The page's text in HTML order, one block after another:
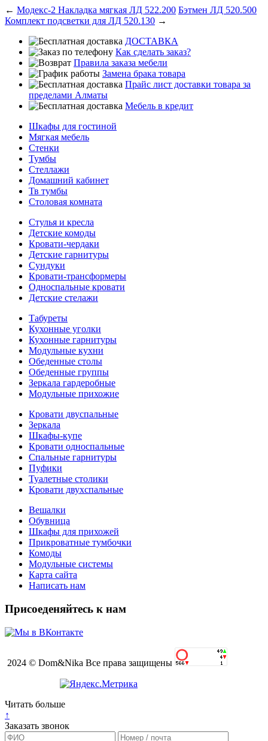
← Модекс-2 Накладка мягкая ЛД 522.200 Бэтмен ЛД 520.500
Комплект подсветки для ЛД 520.130 →
ДОСТАВКА
Как сделать заказ?
Правила заказа мебели
Замена брака товара
Прайс лист доставки товара за
пределами Алматы
Мебель в кредит
Шкафы для гостиной
Мягкая мебель
Стенки
Тумбы
Стеллажи
Домашний кабинет
Тв тумбы
Столовая комната
Стулья и кресла
Детские комоды
Кровати-чердаки
Детские гарнитуры
Сундуки
Кровати-трансформеры
Односпальные кровати
Детские стелажи
Табуреты
Кухонные уголки
Кухонные гарнитуры
Модульные кухни
Обеденные столы
Обеденные группы
Зеркала гардеробные
Модульные прихожие
Кровати двуспальные
Зеркала
Шкафы-купе
Кровати односпальные
Спальные гарнитуры
Пуфики
Туалетные столики
Кровати двухспальные
Вешалки
Обувница
Шкафы для прихожей
Прикроватные тумбочки
Комоды
Модульные системы
Карта сайта
Написать нам
Присоеденяйтесь к нам
2024 © Dom&Nika Все права защищены
Читать больше
↑
Заказать звонок